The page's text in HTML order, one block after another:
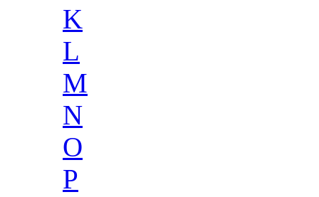
K
L
M
N
O
P